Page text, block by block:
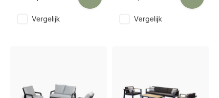
Vergelijk Vergelijk